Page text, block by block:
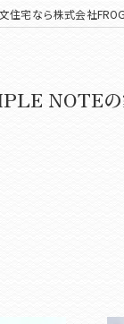
住宅なら株式会社
NOTEの